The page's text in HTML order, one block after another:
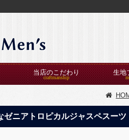
当店のこだわり 生地
ゼニアトロピカルジャスペスーツ